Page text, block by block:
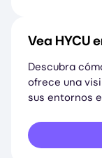
Vea HYCU
Descubra
ofrece una
sus entornos